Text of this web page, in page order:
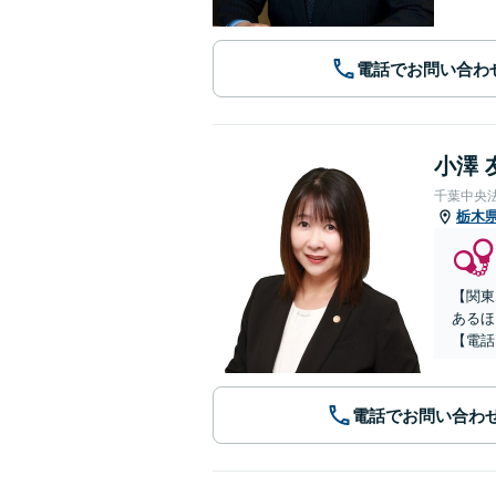
電話でお問い合
小澤
千葉中央
栃木
【関
ある
【電
電話でお問い合わ